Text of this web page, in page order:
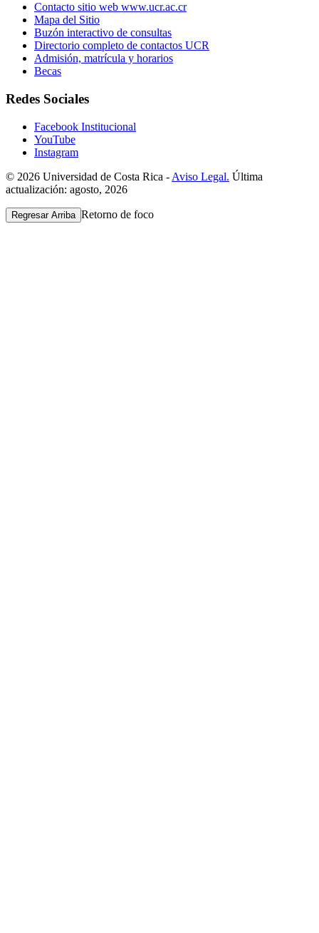
Contacto sitio web www.ucr.ac.cr
Mapa del Sitio
Buzón interactivo de consultas
Directorio completo de contactos UCR
Admisión, matrícula y horarios
Becas
Redes Sociales
Facebook Institucional
YouTube
Instagram
© 2026 Universidad de Costa Rica - Aviso Legal. Última
actualización: agosto, 2026
Regresar Arriba Retorno de foco